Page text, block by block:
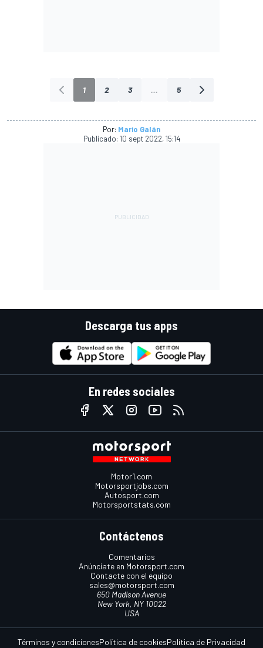
1 2 3 ... 5
Por: Mario Galán
Publicado: 10 sept 2022, 15:14
Descarga tus apps
En redes sociales
Motor1.com
Motorsportjobs.com
Autosport.com
Motorsportstats.com
Contáctenos
Comentarios
Anúnciate en Motorsport.com
Contacte con el equipo
sales@motorsport.com
650 Madison Avenue
New York, NY 10022
USA
Términos y condicionesPolítica de cookiesPolítica de Privacidad